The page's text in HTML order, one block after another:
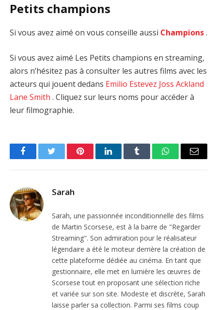
Petits champions
Si vous avez aimé on vous conseille aussi Champions.
Si vous avez aimé Les Petits champions en streaming,
alors n’hésitez pas à consulter les autres films avec les
acteurs qui jouent dedans Emilio Estevez Joss Ackland
Lane Smith . Cliquez sur leurs noms pour accéder à
leur filmographie.
FacebookTwitter PinterestLinkedInTumblr WhatsAppEmail
Sarah
Sarah, une passionnée inconditionnelle des films
de Martin Scorsese, est à la barre de "Regarder
Streaming". Son admiration pour le réalisateur
légendaire a été le moteur derrière la création de
cette plateforme dédiée au cinéma. En tant que
gestionnaire, elle met en lumière les œuvres de
Scorsese tout en proposant une sélection riche
et variée sur son site. Modeste et discrète, Sarah
laisse parler sa collection. Parmi ses films coup